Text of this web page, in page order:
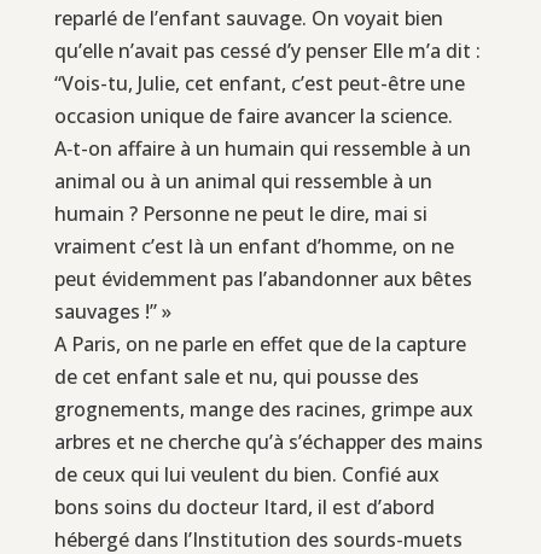
reparlé de l’enfant sauvage. On voyait bien
qu’elle n’avait pas cessé d’y penser Elle m’a dit :
“Vois-tu, Julie, cet enfant, c’est peut-être une
occasion unique de faire avancer la science.
A‑t-on affaire à un humain qui ressemble à un
animal ou à un animal qui ressemble à un
humain ? Personne ne peut le dire, mai si
vraiment c’est là un enfant d’homme, on ne
peut évidemment pas l’abandonner aux bêtes
sauvages !” »
A Paris, on ne parle en effet que de la capture
de cet enfant sale et nu, qui pousse des
grognements, mange des racines, grimpe aux
arbres et ne cherche qu’à s’échapper des mains
de ceux qui lui veulent du bien. Confié aux
bons soins du docteur Itard, il est d’abord
hébergé dans l’Institution des sourds-muets